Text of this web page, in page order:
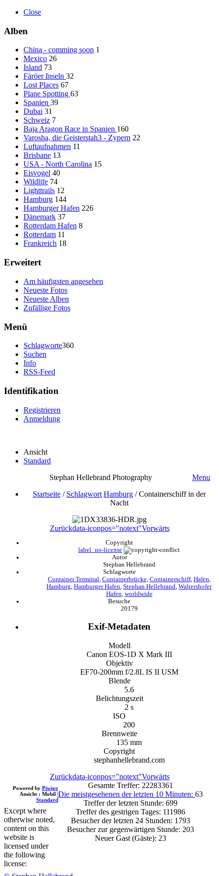
Close
Alben
China - comming soon 1
Mexico 26
Island 73
Färöer Inseln 32
Lost Places 67
Plane Spotting 63
Spanien 39
Dubai 31
Schweiz 7
Baja Aragon Race in Spanien 160
Varosha, die Geisterstah3 - Zypern 22
Luftaufnahmen 11
Brisbane 13
USA - North Carolina 15
Eisvogel 40
Wildlife 74
Lighttrails 12
Hamburg 144
Hamburger Hafen 226
Dänemark 37
Rotterdam Hafen 8
Rotterdam 11
Frankreich 18
Erweitert
Am häufigsten angesehen
Neueste Fotos
Neueste Alben
Zufällige Fotos
Menü
Schlagworte360
Suchen
Info
RSS-Feed
Identifikation
Registrieren
Anmeldung
Ansicht
Standard
Stephan Hellebrand Photography
Menu
Startseite / Schlagwort Hamburg /Containerschiff in der
Nacht
Zurückdata-iconpos="notext"Vorwärts
Copyright
label_no-license
Autor
Stephan Hellebrand
Schlagworte
Container Terminal Containerbrücke, Containerschiff, Hafen
Hamburg Hamburger Hafen Stephan Hellebrand Waltershofer
Hafen worldwide
Besuche
20179
Exif-Metadaten
Modell
Canon EOS-1D X Mark III
Objektiv
EF70-200mm f/2.8L IS II USM
Blende
5.6
Belichtungszeit
2 s
ISO
200
Brennweite
135 mm
Copyright
stephanhellebrand.com
Zurückdata-iconpos="notext"Vorwärts
Gesamte Treffer: 22283361
Die meistgesehenen der letzten 10 Minuten: 63
Treffer der letzten Stunde: 699
Treffer des gestrigen Tages: 111986
Besucher der letzten 24 Stunden: 1793
Besucher zur gegenwärtigen Stunde: 203
Neuer Gast (Gäste): 23
Powered by Piwigo
Ansicht : Mobil |
Standard
Except where
otherwise noted,
content on this
website is
licensed under
the following
license: